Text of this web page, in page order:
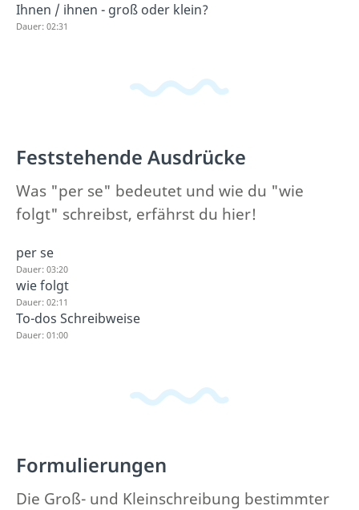
Ihnen / ihnen - groß oder klein?
Dauer: 02:31
Feststehende Ausdrücke
Was "per se" bedeutet und wie du "wie
folgt" schreibst, erfährst du hier!
per se
Dauer: 03:20
wie folgt
Dauer: 02:11
To-dos Schreibweise
Dauer: 01:00
Formulierungen
Die Groß- und Kleinschreibung bestimmter